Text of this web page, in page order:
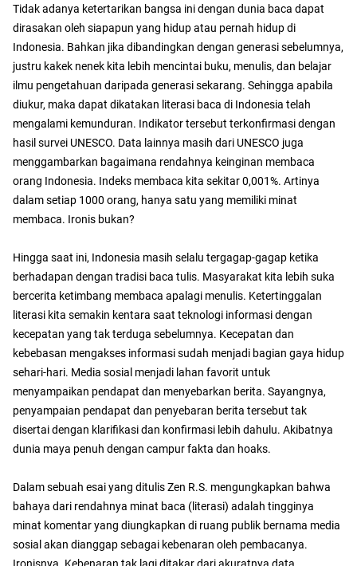
Tidak adanya ketertarikan bangsa ini dengan dunia baca dapat
dirasakan oleh siapapun yang hidup atau pernah hidup di
Indonesia. Bahkan jika dibandingkan dengan generasi sebelumnya,
justru kakek nenek kita lebih mencintai buku, menulis, dan belajar
ilmu pengetahuan daripada generasi sekarang. Sehingga apabila
diukur, maka dapat dikatakan literasi baca di Indonesia telah
mengalami kemunduran. Indikator tersebut terkonfirmasi dengan
hasil survei UNESCO. Data lainnya masih dari UNESCO juga
menggambarkan bagaimana rendahnya keinginan membaca
orang Indonesia. Indeks membaca kita sekitar 0,001%. Artinya
dalam setiap 1000 orang, hanya satu yang memiliki minat
membaca. Ironis bukan?
Hingga saat ini, Indonesia masih selalu tergagap-gagap ketika
berhadapan dengan tradisi baca tulis. Masyarakat kita lebih suka
bercerita ketimbang membaca apalagi menulis. Ketertinggalan
literasi kita semakin kentara saat teknologi informasi dengan
kecepatan yang tak terduga sebelumnya. Kecepatan dan
kebebasan mengakses informasi sudah menjadi bagian gaya hidup
sehari-hari. Media sosial menjadi lahan favorit untuk
menyampaikan pendapat dan menyebarkan berita. Sayangnya,
penyampaian pendapat dan penyebaran berita tersebut tak
disertai dengan klarifikasi dan konfirmasi lebih dahulu. Akibatnya
dunia maya penuh dengan campur fakta dan hoaks.
Dalam sebuah esai yang ditulis Zen R.S. mengungkapkan bahwa
bahaya dari rendahnya minat baca (literasi) adalah tingginya
minat komentar yang diungkapkan di ruang publik bernama media
sosial akan dianggap sebagai kebenaran oleh pembacanya.